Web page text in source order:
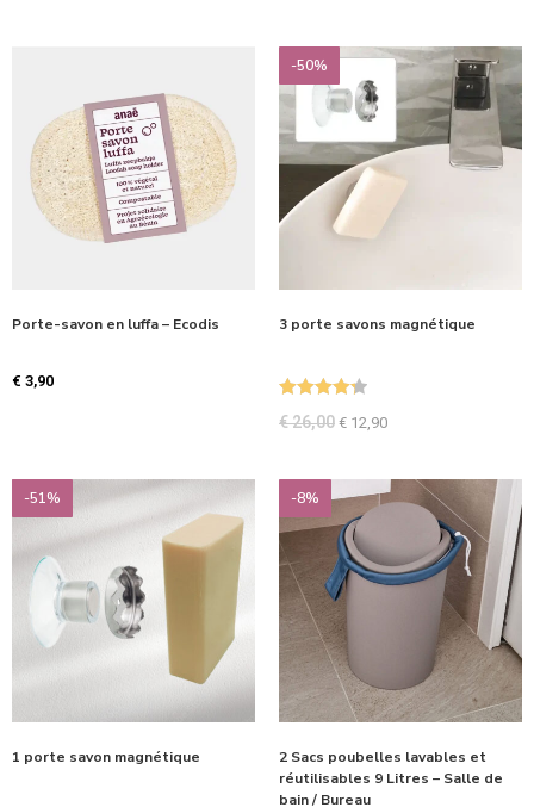
Porte-savon en luffa – Ecodis
€ 3,90
-50%
3 porte savons magnétique
Note
4.33
€26,00 € 12,90
-51%
1 porte savon magnétique
-8%
2 Sacs poubelles lavables et
réutilisables 9 Litres – Salle de
bain / Bureau